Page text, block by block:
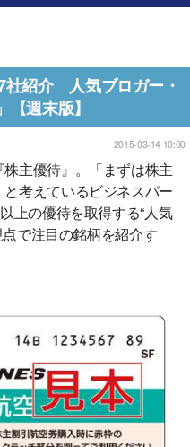
社紹介 人気ブロガー・
週末版】
2015-03-14 10:00
主優待』。「まずは株主
考えているビジネスパー
上の優待を取得する“人気
で注目の銘柄を紹介す